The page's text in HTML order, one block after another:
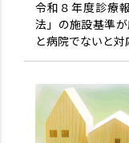
令和８年度診療
法」の施設基準
と病院でないと対